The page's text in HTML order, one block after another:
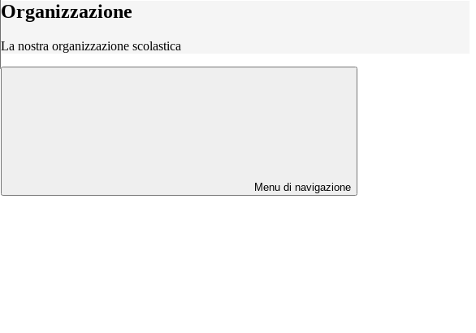
Organizzazione
La nostra organizzazione scolastica
Menu di navigazione